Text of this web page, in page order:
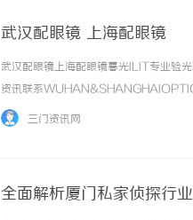
武汉配眼镜 上海配眼镜
武汉配眼镜上海配眼镜暮光ILIT专业验
资讯联系
品牌，现于武汉与上海设有4家门店。
三门资讯网
全面解析厦门私家侦探行